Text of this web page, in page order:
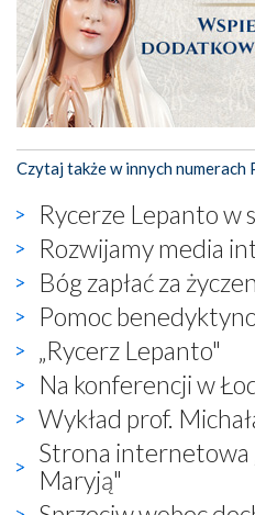
Czytaj także w innych numerach
Rycerze Lepanto w
Rozwijamy media
Bóg zapłać za
Pomoc
„Rycerz Lepanto"
Na konferencji w
Wykład prof.
Strona internetowa
Maryją"